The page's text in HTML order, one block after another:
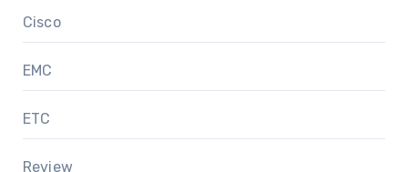
Cisco
EMC
ETC
Review